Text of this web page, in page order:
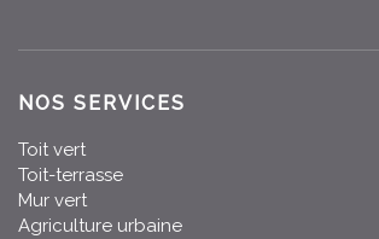
NOS SERVICES
Toit vert
Toit-terrasse
Mur vert
Agriculture urbaine